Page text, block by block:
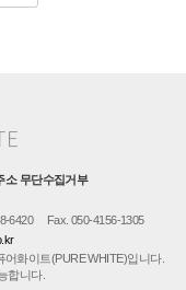
소 무단수집거부
6420
Fax. 050-4156-1305
화이트(PURE WHITE)입니다.
합니다.